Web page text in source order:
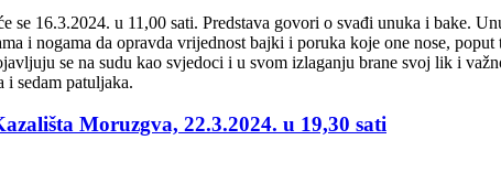
se 16.3.2024. u 11,00 sati. Predstava govori o svađi unuka i bake.
i nogama da opravda vrijednost bajki i poruka koje one nose,
se na sudu kao svjedoci i u svom izlaganju brane svoj lik i
i sedam patuljaka.
Moruzgva, 22.3.2024. u 19,30 sati